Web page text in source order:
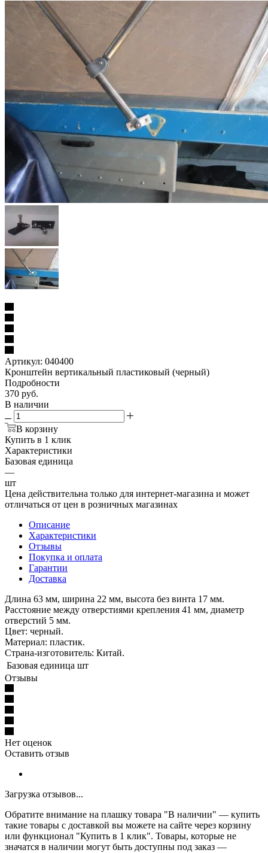
Артикул: 040400
Кронштейн вертикальный пластиковый (черный)
Подробности
370 руб.
В наличии
В корзину
Купить в 1 клик
Характеристики
Базовая единица
—
шт
Цена действительна только для интернет-магазина и может
отличаться от цен в розничных магазинах
Описание
Характеристики
Отзывы
Покупка и оплата
Гарантии
Доставка
Длина 63 мм, ширина 22 мм, высота без винта 17 мм.
Расстояние между отверстиями крепления 41 мм, диаметр
отверстий 5 мм.
Цвет: черный.
Материал: пластик.
Страна-изготовитель: Китай.
Базовая единица шт
Отзывы
Нет оценок
Оставить отзыв
Загрузка отзывов...
Обратите внимание на плашку товара "В наличии" — купить
такие товары с доставкой вы можете на сайте через корзину
или функционал "Купить в 1 клик". Товары, которые не
значатся в наличии могут быть доступны под заказ —